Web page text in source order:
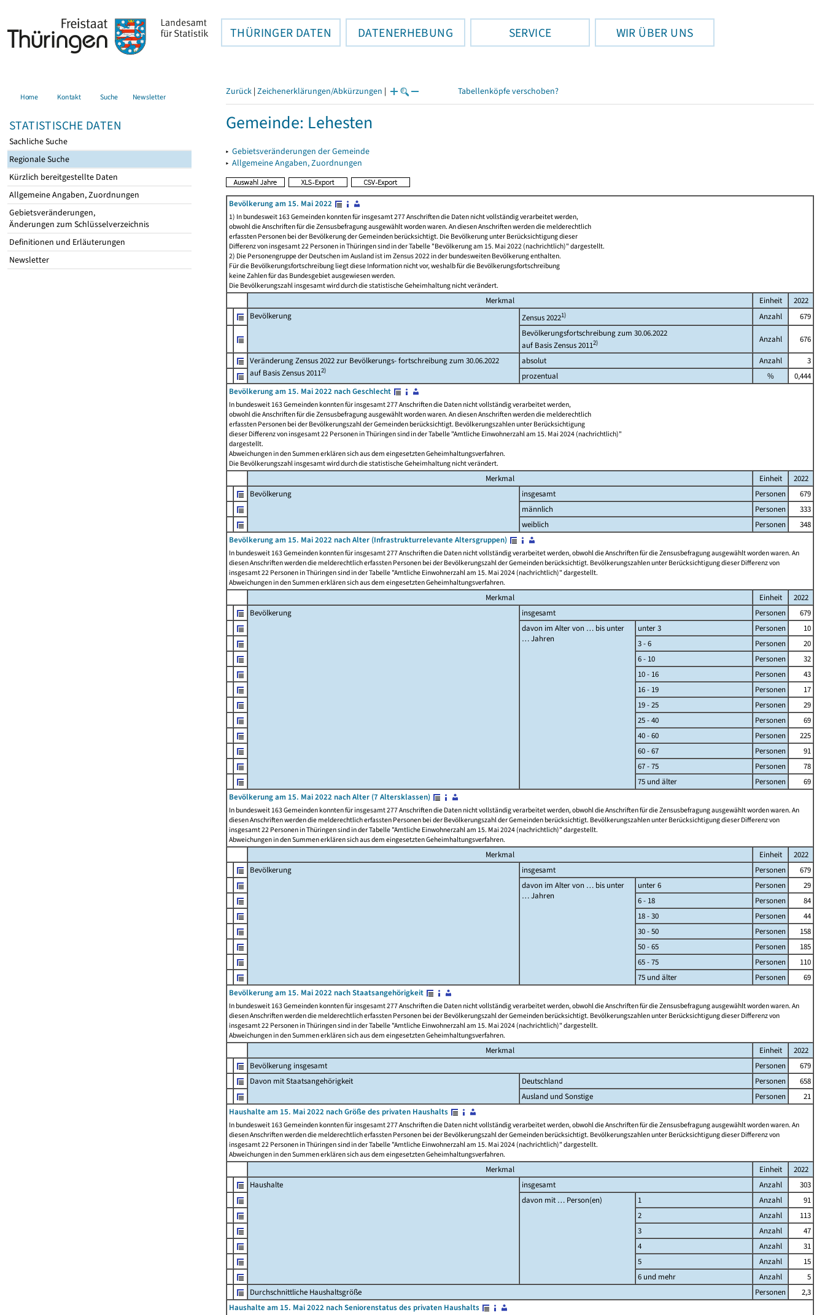
THÜRINGER DATEN DATENERHEBUNG SERVICE WIR ÜBER UNS
Home Kontakt Suche Newsletter
STATISTISCHE DATEN
Sachliche Suche
Regionale Suche
Kürzlich bereitgestellte Daten
Allgemeine Angaben, Zuordnungen
Gebietsveränderungen,
Änderungen zum Schlüsselverzeichnis
Definitionen und Erläuterungen
Newsletter
Zurück | Zeichenerklärungen/Abkürzungen | Tabellenköpfe verschoben?
Gemeinde: Lehesten
▸ Gebietsveränderungen der Gemeinde
▸ Allgemeine Angaben, Zuordnungen
Bevölkerung am 15. Mai 2022
1) In bundesweit 163 Gemeinden konnten für insgesamt 277 Anschriften die Daten nicht vollständig verarbeitet werden,
obwohl die Anschriften für die Zensusbefragung ausgewählt worden waren. An diesen Anschriften werden die melderechtlich
erfassten Personen bei der Bevölkerung der Gemeinden berücksichtigt. Die Bevölkerung unter Berücksichtigung dieser
Differenz von insgesamt 22 Personen in Thüringen sind in der Tabelle "Bevölkerung am 15. Mai 2022 (nachrichtlich)" dargestellt.
2) Die Personengruppe der Deutschen im Ausland ist im Zensus 2022 in der bundesweiten Bevölkerung enthalten.
Für die Bevölkerungsfortschreibung liegt diese Information nicht vor, weshalb für die Bevölkerungsfortschreibung
keine Zahlen für das Bundesgebiet ausgewiesen werden.
Die Bevölkerungszahl insgesamt wird durch die statistische Geheimhaltung nicht verändert.
Merkmal Einheit
2022
Bevölkerung
Zensus 20221) Anzahl
679
Bevölkerungsfortschreibung zum 30.06.2022
auf Basis Zensus 20112) Anzahl 676
Veränderung Zensus 2022 zur Bevölkerungs- fortschreibung zum 30.06.2022
auf Basis Zensus 20112)
absolut Anzahl
3
prozentual
%
0,444
Bevölkerung am 15. Mai 2022 nach Geschlecht
In bundesweit 163 Gemeinden konnten für insgesamt 277 Anschriften die Daten nicht vollständig verarbeitet werden,
obwohl die Anschriften für die Zensusbefragung ausgewählt worden waren. An diesen Anschriften werden die melderechtlich
erfassten Personen bei der Bevölkerungszahl der Gemeinden berücksichtigt. Bevölkerungszahlen unter Berücksichtigung
dieser Differenz von insgesamt 22 Personen in Thüringen sind in der Tabelle "Amtliche Einwohnerzahl am 15. Mai 2024 (nachrichtlich)"
dargestellt.
Abweichungen in den Summen erklären sich aus dem eingesetzten Geheimhaltungsverfahren.
Die Bevölkerungszahl insgesamt wird durch die statistische Geheimhaltung nicht verändert.
Merkmal Einheit
2022
Bevölkerung
insgesamt Personen
679
männlich
Personen
333
weiblich
Personen
348
Bevölkerung am 15. Mai 2022 nach Alter (Infrastrukturrelevante Altersgruppen)
In bundesweit 163 Gemeinden konnten für insgesamt 277 Anschriften die Daten nicht vollständig verarbeitet werden, obwohl die Anschriften für die Zensusbefragung ausgewählt worden waren. An
diesen Anschriften werden die melderechtlich erfassten Personen bei der Bevölkerungszahl der Gemeinden berücksichtigt. Bevölkerungszahlen unter Berücksichtigung dieser Differenz von
insgesamt 22 Personen in Thüringen sind in der Tabelle "Amtliche Einwohnerzahl am 15. Mai 2024 (nachrichtlich)" dargestellt.
Abweichungen in den Summen erklären sich aus dem eingesetzten Geheimhaltungsverfahren.
Merkmal Einheit
2022
Bevölkerung
insgesamt Personen
679
davon im Alter von … bis unter
… Jahren
unter 3 Personen
10
3 - 6
Personen
20
6 - 10
Personen
32
10 - 16
Personen
43
16 - 19
Personen
17
19 - 25
Personen
29
25 - 40
Personen
69
40 - 60
Personen
225
60 - 67
Personen
91
67 - 75
Personen
78
75 und älter
Personen
69
Bevölkerung am 15. Mai 2022 nach Alter (7 Altersklassen)
In bundesweit 163 Gemeinden konnten für insgesamt 277 Anschriften die Daten nicht vollständig verarbeitet werden, obwohl die Anschriften für die Zensusbefragung ausgewählt worden waren. An
diesen Anschriften werden die melderechtlich erfassten Personen bei der Bevölkerungszahl der Gemeinden berücksichtigt. Bevölkerungszahlen unter Berücksichtigung dieser Differenz von
insgesamt 22 Personen in Thüringen sind in der Tabelle "Amtliche Einwohnerzahl am 15. Mai 2024 (nachrichtlich)" dargestellt.
Abweichungen in den Summen erklären sich aus dem eingesetzten Geheimhaltungsverfahren.
Merkmal Einheit
2022
Bevölkerung
insgesamt Personen
679
davon im Alter von … bis unter
… Jahren
unter 6 Personen
29
6 - 18
Personen
84
18 - 30
Personen
44
30 - 50
Personen
158
50 - 65
Personen
185
65 - 75
Personen
110
75 und älter
Personen
69
Bevölkerung am 15. Mai 2022 nach Staatsangehörigkeit
In bundesweit 163 Gemeinden konnten für insgesamt 277 Anschriften die Daten nicht vollständig verarbeitet werden, obwohl die Anschriften für die Zensusbefragung ausgewählt worden waren. An
diesen Anschriften werden die melderechtlich erfassten Personen bei der Bevölkerungszahl der Gemeinden berücksichtigt. Bevölkerungszahlen unter Berücksichtigung dieser Differenz von
insgesamt 22 Personen in Thüringen sind in der Tabelle "Amtliche Einwohnerzahl am 15. Mai 2024 (nachrichtlich)" dargestellt.
Abweichungen in den Summen erklären sich aus dem eingesetzten Geheimhaltungsverfahren.
Merkmal Einheit
2022
Bevölkerung insgesamt
Personen
679
Davon mit Staatsangehörigkeit
Deutschland Personen
658
Ausland und Sonstige
Personen
21
Haushalte am 15. Mai 2022 nach Größe des privaten Haushalts
In bundesweit 163 Gemeinden konnten für insgesamt 277 Anschriften die Daten nicht vollständig verarbeitet werden, obwohl die Anschriften für die Zensusbefragung ausgewählt worden waren. An
diesen Anschriften werden die melderechtlich erfassten Personen bei der Bevölkerungszahl der Gemeinden berücksichtigt. Bevölkerungszahlen unter Berücksichtigung dieser Differenz von
insgesamt 22 Personen in Thüringen sind in der Tabelle "Amtliche Einwohnerzahl am 15. Mai 2024 (nachrichtlich)" dargestellt.
Abweichungen in den Summen erklären sich aus dem eingesetzten Geheimhaltungsverfahren.
Merkmal Einheit
2022
Haushalte
insgesamt Anzahl
303
davon mit … Person(en)
1 Anzahl
91
2
Anzahl
113
3
Anzahl
47
4
Anzahl
31
5
Anzahl
15
6 und mehr
Anzahl
5
Durchschnittliche Haushaltsgröße
Personen
2,3
Haushalte am 15. Mai 2022 nach Seniorenstatus des privaten Haushalts